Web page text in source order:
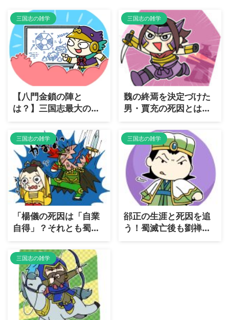
三国志の雑学
【八門金鎖の陣と
は？】三国志最大の
罠・八門金鎖の陣の恐
怖と攻略方法を徹底解
説
三国志の雑学
魏の終焉を決定づけた
男・賈充の死因とは？
歴史に残る「皇帝弑
逆」の代償
三国志の雑学
「楊儀の死因は「自業
自得」？それとも蜀の
宿命だったのか？
三国志の雑学
郤正の生涯と死因を追
う！蜀滅亡後も劉禅を
支えた忠臣の真実
三国志の雑学